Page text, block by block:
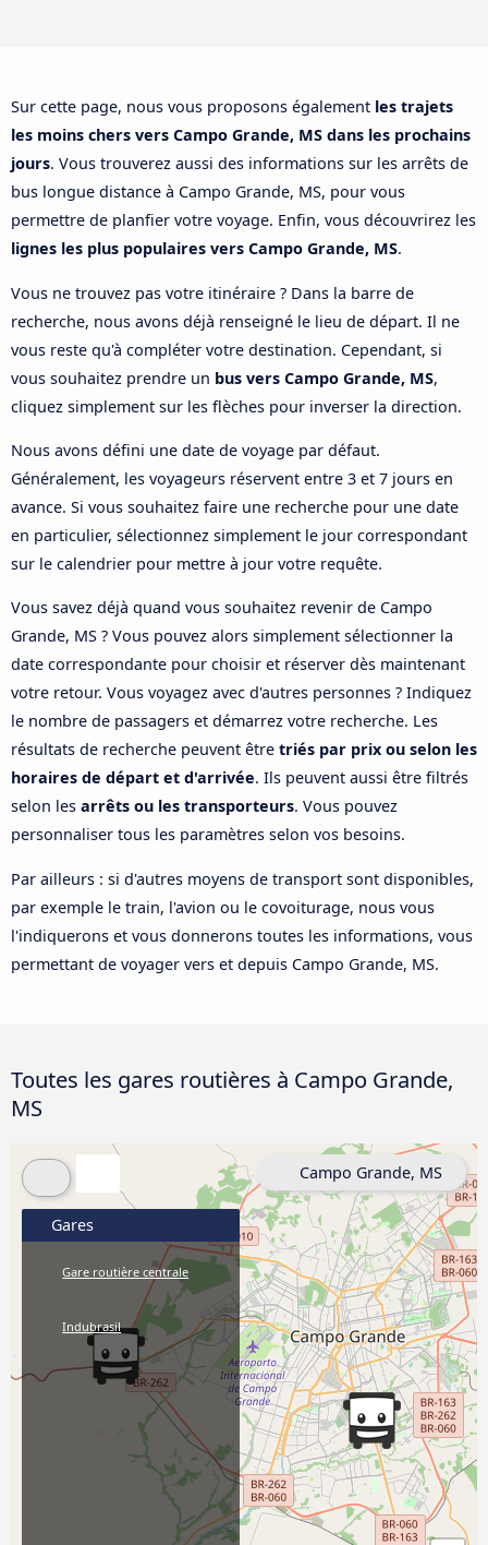
Sur cette page, nous vous proposons également les trajets
les moins chers vers Campo Grande, MS dans les prochains
jours. Vous trouverez aussi des informations sur les arrêts de
bus longue distance à Campo Grande, MS, pour vous
permettre de planfier votre voyage. Enfin, vous découvrirez les
lignes les plus populaires vers Campo Grande, MS.
Vous ne trouvez pas votre itinéraire ? Dans la barre de
recherche, nous avons déjà renseigné le lieu de départ. Il ne
vous reste qu'à compléter votre destination. Cependant, si
vous souhaitez prendre un bus vers Campo Grande, MS,
cliquez simplement sur les flèches pour inverser la direction.
Nous avons défini une date de voyage par défaut.
Généralement, les voyageurs réservent entre 3 et 7 jours en
avance. Si vous souhaitez faire une recherche pour une date
en particulier, sélectionnez simplement le jour correspondant
sur le calendrier pour mettre à jour votre requête.
Vous savez déjà quand vous souhaitez revenir de Campo
Grande, MS ? Vous pouvez alors simplement sélectionner la
date correspondante pour choisir et réserver dès maintenant
votre retour. Vous voyagez avec d'autres personnes ? Indiquez
le nombre de passagers et démarrez votre recherche. Les
résultats de recherche peuvent être triés par prix ou selon les
horaires de départ et d'arrivée. Ils peuvent aussi être filtrés
selon les arrêts ou les transporteurs. Vous pouvez
personnaliser tous les paramètres selon vos besoins.
Par ailleurs : si d'autres moyens de transport sont disponibles,
par exemple le train, l'avion ou le covoiturage, nous vous
l'indiquerons et vous donnerons toutes les informations, vous
permettant de voyager vers et depuis Campo Grande, MS.
Toutes les gares routières à Campo Grande,
MS
Gares
Gare routière centrale
Indubrasil
Campo Grande, MS